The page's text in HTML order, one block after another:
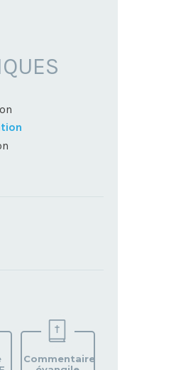
PAROISSE
Commentaire